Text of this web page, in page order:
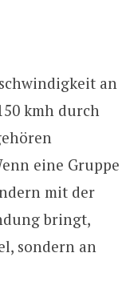
an
kmh durch
eine Gruppe
mit der
bringt,
sondern an